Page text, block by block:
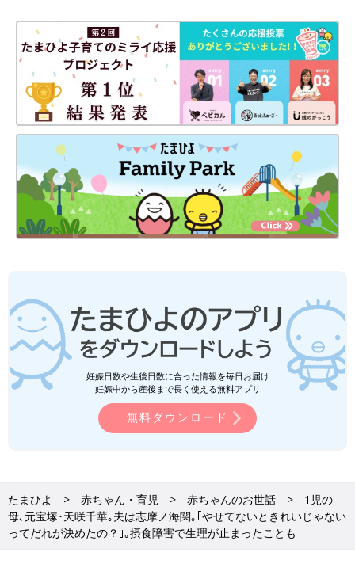
妊娠日数や生後日数に合った情報を毎日お届け
妊娠中から産後まで長く使える無料アプリ
無料ダウンロード
たまひよ 赤ちゃん・育児 赤ちゃんのお世話
1児の
母､元宝塚･天咲千華｡夫は志摩ノ海関｡｢やせてないときれいじゃない
ってだれが決めたの？｣｡摂食障害で生理が止まったことも